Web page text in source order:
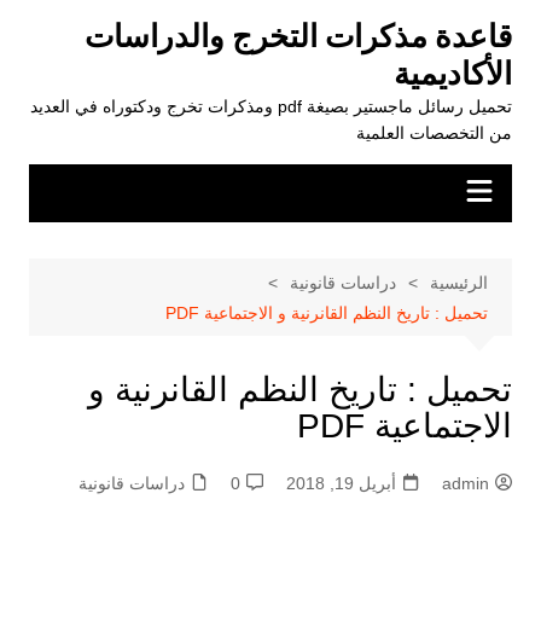
المحتوى
قاعدة مذكرات التخرج والدراسات
الأكاديمية
تحميل رسائل ماجستير بصيغة pdf ومذكرات تخرج ودكتوراه في العديد
من التخصصات العلمية
الرئيسية
دراسات قانونية
تحميل : تاريخ النظم القانرنية و الاجتماعية PDF
تحميل : تاريخ النظم القانرنية و
الاجتماعية PDF
admin أبريل 19, 2018 0 دراسات قانونية